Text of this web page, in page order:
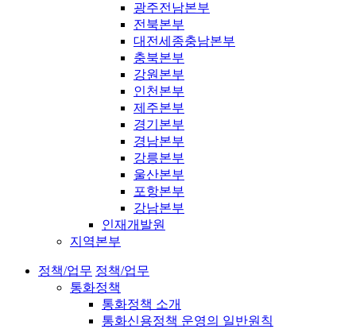
광주전남본부
전북본부
대전세종충남본부
충북본부
강원본부
인천본부
제주본부
경기본부
경남본부
강릉본부
울산본부
포항본부
강남본부
인재개발원
지역본부
정책/업무 정책/업무
통화정책
통화정책 소개
통화신용정책 운영의 일반원칙